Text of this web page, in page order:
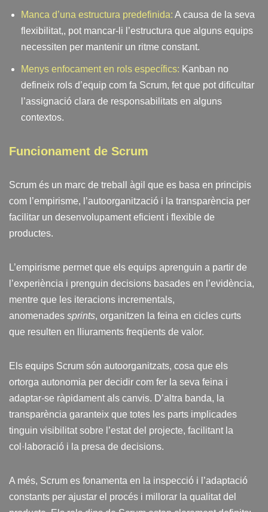
Manca d’una estructura predefinida: A causa de la seva
flexibilitat,, pot mancar-li l’estructura que alguns equips
necessiten per mantenir un ritme constant.
Menys enfocament en rols específics: Kanban no
defineix rols d’equip com fa Scrum, fet que pot dificultar
l’assignació clara de responsabilitats en alguns
contextos.
Funcionament de Scrum
Scrum és un marc de treball àgil que es basa en principis
com l’empirisme, l’autoorganització i la transparència per
facilitar un desenvolupament eficient i flexible de
productes.
L’empirisme permet que els equips aprenguin a partir de
l’experiència i prenguin decisions basades en l’evidència,
mentre que les iteracions incrementals,
anomenades sprints, organitzen la feina en cicles curts
que resulten en lliuraments freqüents de valor.
Els equips Scrum són autoorganitzats, cosa que els
ortorga autonomia per decidir com fer la seva feina i
adaptar-se ràpidament als canvis. D’altra banda, la
transparència garanteix que totes les parts implicades
tinguin visibilitat sobre l’estat del projecte, facilitant la
col·laboració i la presa de decisions.
A més, Scrum es fonamenta en la inspecció i l’adaptació
constants per ajustar el procés i millorar la qualitat del